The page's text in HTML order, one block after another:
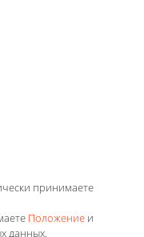
принимаете
Положение и
данных.